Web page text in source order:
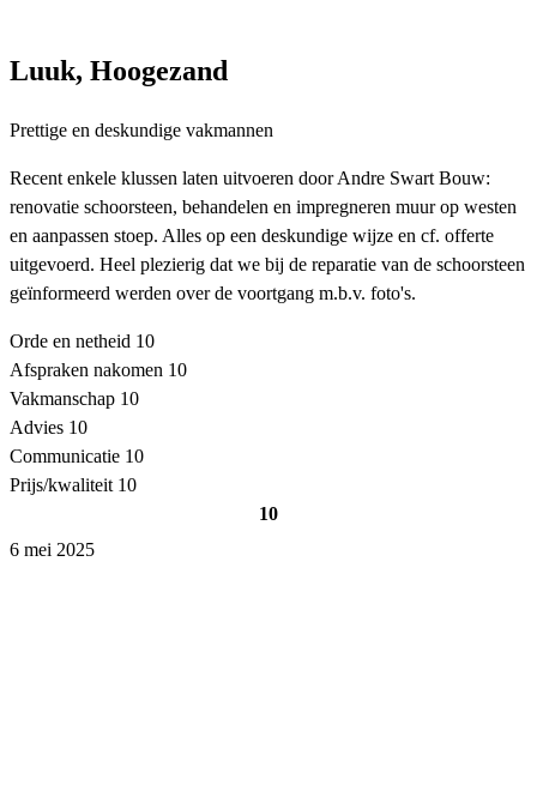
Luuk, Hoogezand
Prettige en deskundige vakmannen
Recent enkele klussen laten uitvoeren door Andre Swart Bouw:
renovatie schoorsteen, behandelen en impregneren muur op westen
en aanpassen stoep. Alles op een deskundige wijze en cf. offerte
uitgevoerd. Heel plezierig dat we bij de reparatie van de schoorsteen
geïnformeerd werden over de voortgang m.b.v. foto's.
Orde en netheid 10
Afspraken nakomen 10
Vakmanschap 10
Advies 10
Communicatie 10
Prijs/kwaliteit 10
10
6 mei 2025